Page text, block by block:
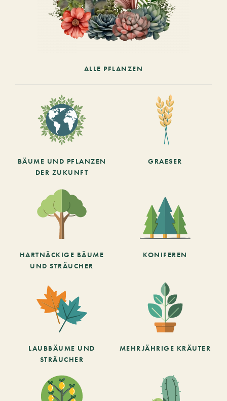
ALLE PFLANZEN
BÄUME UND PFLANZEN
DER ZUKUNFT
GRAESER
HARTNÄCKIGE BÄUME
UND STRÄUCHER
KONIFEREN
LAUBBÄUME UND
STRÄUCHER
MEHRJÄHRIGE KRÄUTER